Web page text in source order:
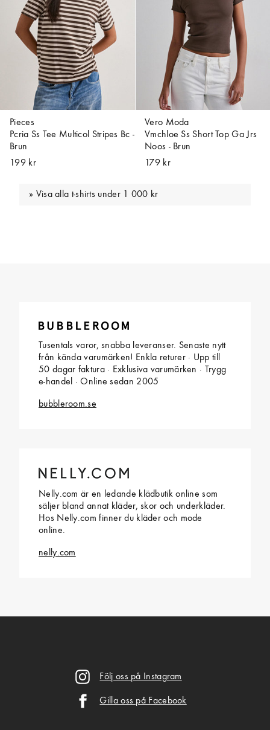
Pieces
Pcria Ss Tee Multicol Stripes Bc -
Brun
199 kr
Vero Moda
Vmchloe Ss Short Top Ga Jrs
Noos - Brun
179 kr
Visa alla t-shirts under 1 000 kr
Tusentals varor, snabba leveranser. Senaste nytt
från kända varumärken! Enkla returer · Upp till
50 dagar faktura · Exklusiva varumärken · Trygg
e-handel · Online sedan 2005
bubbleroom.se
Nelly.com är en ledande klädbutik online som
säljer bland annat kläder, skor och underkläder.
Hos Nelly.com finner du kläder och mode
online.
nelly.com
Följ oss på Instagram
Gilla oss på Facebook